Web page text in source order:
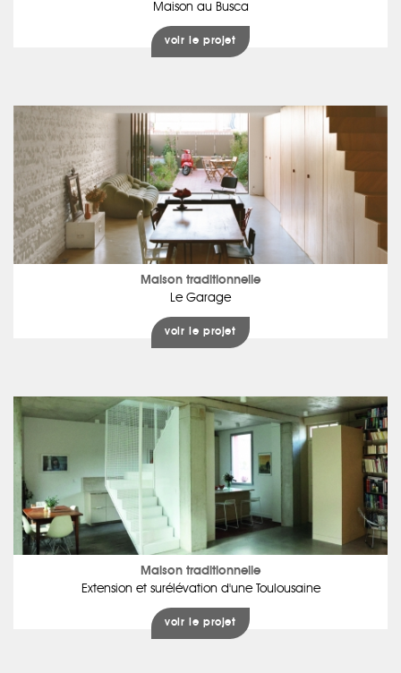
Maison au Busca
voir le projet
Maison traditionnelle
Le Garage
voir le projet
Maison traditionnelle
Extension et surélévation d'une Toulousaine
voir le projet